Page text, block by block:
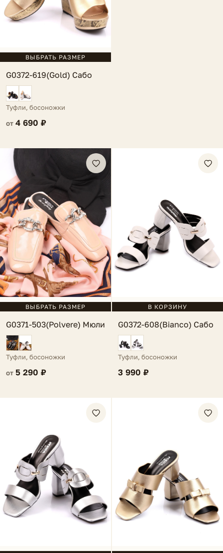
ВЫБРАТЬ РАЗМЕР
G0372-619(Gold) Сабо
Туфли, босоножки
от 4 690 ₽
ВЫБРАТЬ РАЗМЕР
G0371-503(Polvere) Мюли
Туфли, босоножки
от 5 290 ₽
В КОРЗИНУ
G0372-608(Bianco) Сабо
Туфли, босоножки
3 990 ₽